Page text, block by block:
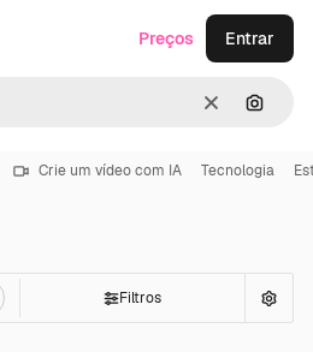
Limpar
Preços Entrar
Crie um vídeo com IA Tecnologia
Filtros